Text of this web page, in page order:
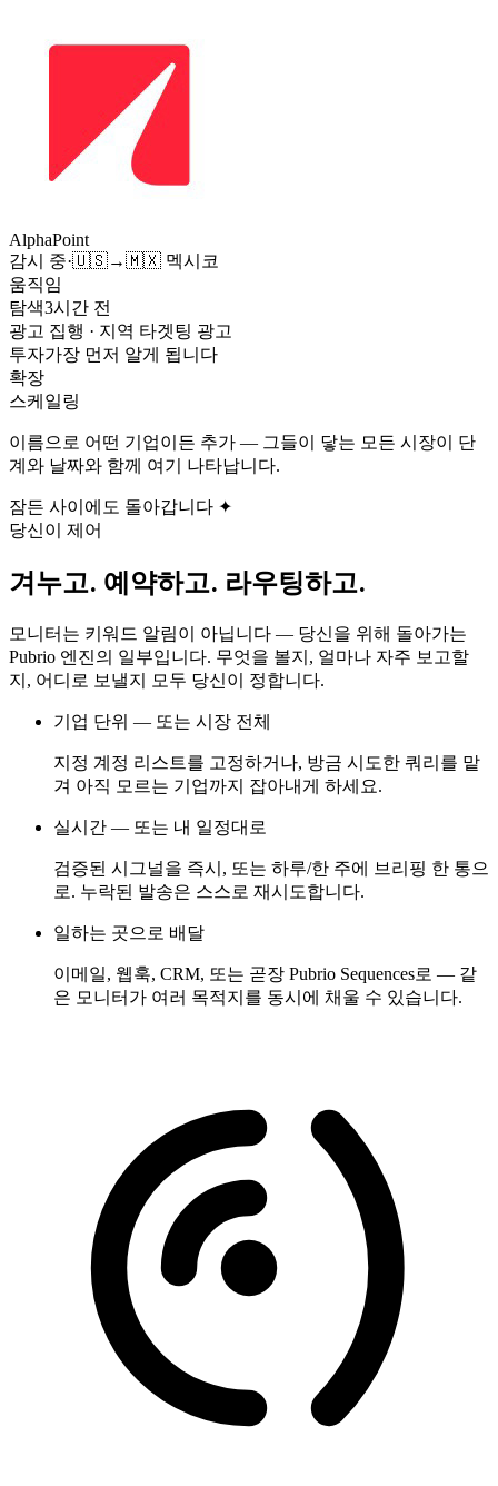
AlphaPoint
감시 중·🇺🇸→🇲🇽 멕시코
움직임
탐색3시간 전
광고 집행 · 지역 타겟팅 광고
투자가장 먼저 알게 됩니다
확장
스케일링
이름으로 어떤 기업이든 추가 — 그들이 닿는 모든 시장이 단
계와 날짜와 함께 여기 나타납니다.
잠든 사이에도 돌아갑니다 ✦
당신이 제어
겨누고. 예약하고. 라우팅하고.
모니터는 키워드 알림이 아닙니다 — 당신을 위해 돌아가는
Pubrio 엔진의 일부입니다. 무엇을 볼지, 얼마나 자주 보고할
지, 어디로 보낼지 모두 당신이 정합니다.
기업 단위 — 또는 시장 전체
지정 계정 리스트를 고정하거나, 방금 시도한 쿼리를 맡
겨 아직 모르는 기업까지 잡아내게 하세요.
실시간 — 또는 내 일정대로
검증된 시그널을 즉시, 또는 하루/한 주에 브리핑 한 통으
로. 누락된 발송은 스스로 재시도합니다.
일하는 곳으로 배달
이메일, 웹훅, CRM, 또는 곧장 Pubrio Sequences로 — 같
은 모니터가 여러 목적지를 동시에 채울 수 있습니다.